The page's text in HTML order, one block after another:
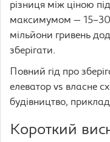
різниця між ціною
максимумом —
мільйони гривень
зберігати.
Повний гід про
елеватор vs власне
будівництво,
Короткий